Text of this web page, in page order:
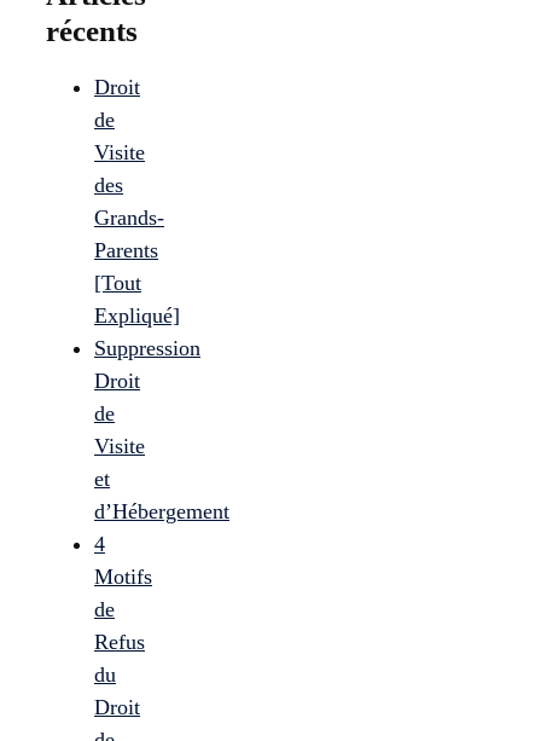
récents
Droit
de
Visite
des
Grands-
Parents
[Tout
Expliqué]
Suppression
Droit
de
Visite
et
d’Hébergement
4
Motifs
de
Refus
du
Droit